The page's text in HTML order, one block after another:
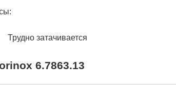
Трудно затачивается
6.7863.13